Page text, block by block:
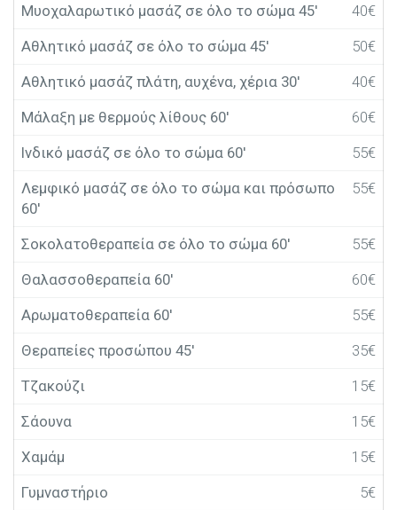
Μυοχαλαρωτικό μασάζ σε όλο το σώμα 45′
40€
Αθλητικό μασάζ σε όλο το σώμα 45′
50€
Αθλητικό μασάζ πλάτη, αυχένα, χέρια 30′
40€
Μάλαξη με θερμούς λίθους 60′
60€
Ινδικό μασάζ σε όλο το σώμα 60′
55€
Λεμφικό μασάζ σε όλο το σώμα και πρόσωπο
60′
55€
Σοκολατοθεραπεία σε όλο το σώμα 60′
55€
Θαλασσοθεραπεία 60′
60€
Αρωματοθεραπεία 60′
55€
Θεραπείες προσώπου 45′
35€
Τζακούζι
15€
Σάουνα
15€
Χαμάμ
15€
Γυμναστήριο
5€